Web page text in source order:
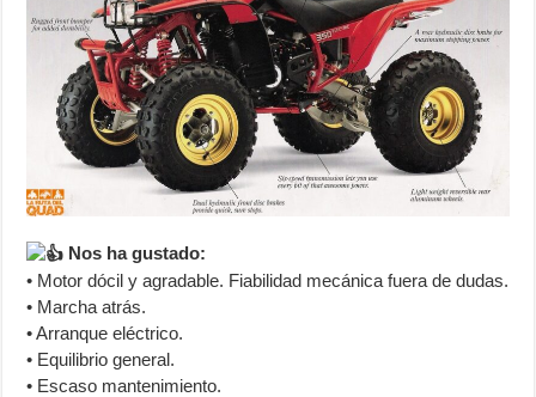
Nos ha gustado:
• Motor dócil y agradable. Fiabilidad mecánica fuera de dudas.
• Marcha atrás.
• Arranque eléctrico.
• Equilibrio general.
• Escaso mantenimiento.